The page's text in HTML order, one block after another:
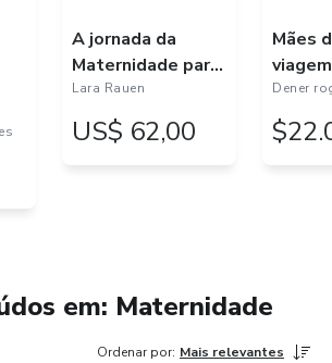
A jornada da
Maternidade para
mães de primeira
viagem:
preparação
Lara Rauen
US$ 62,00
Mães
viagem
Dener
em: Maternidade
Ordenar por: Mais relevantes